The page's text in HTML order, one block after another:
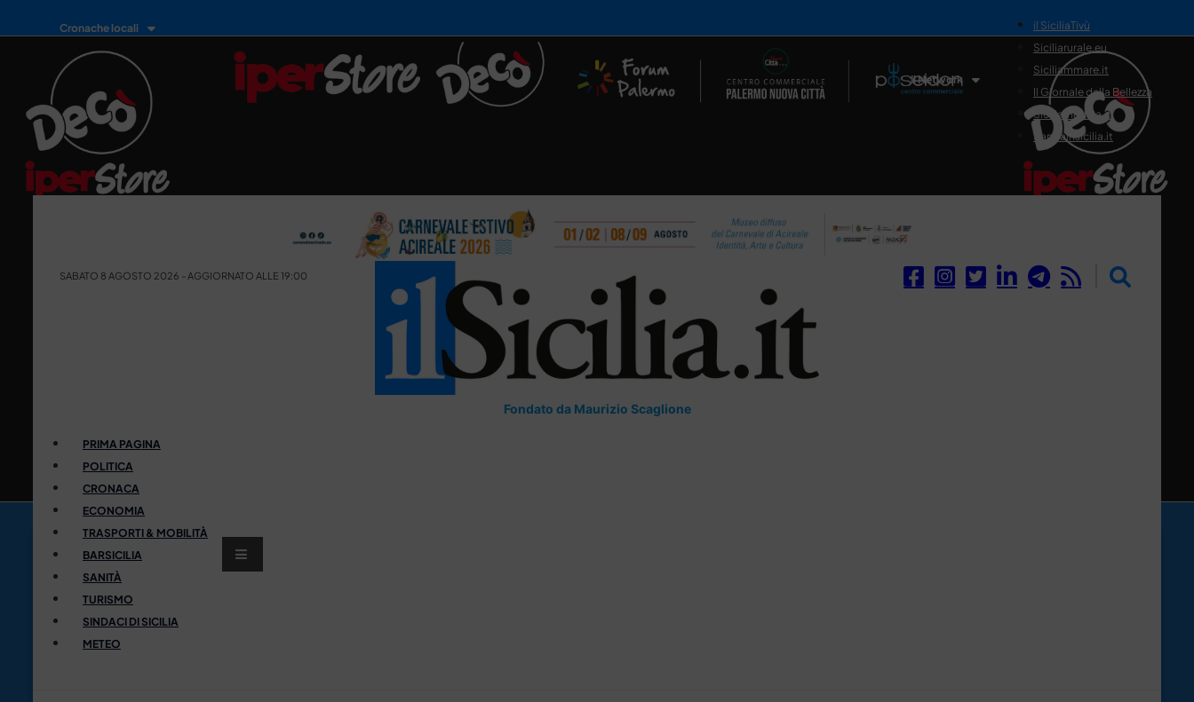
Cronache locali
Il Network
il SiciliaTivù
Siciliarurale.eu
Siciliammare.it
Il Giornale della Bellezza
Siciliamedica.it
Sanitainsicilia.it
SABATO 8 AGOSTO 2026 - AGGIORNATO ALLE 19:00
Fondato da Maurizio Scaglione
PRIMA PAGINA
POLITICA
CRONACA
ECONOMIA
TRASPORTI & MOBILITÀ
BARSICILIA
SANITÀ
TURISMO
SINDACI DI SICILIA
METEO